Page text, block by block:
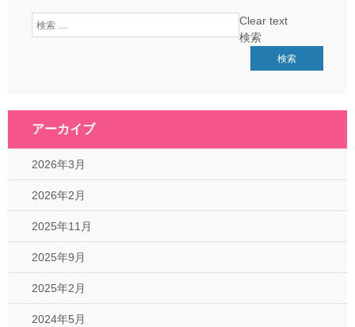
Clear text
検索
アーカイブ
2026年3月
2026年2月
2025年11月
2025年9月
2025年2月
2024年5月